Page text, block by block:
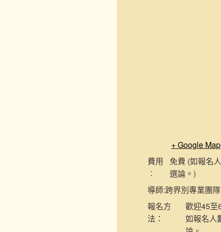
+ Google Map
費用
︰
免費 (如報名
選論。)
導師:跨界別專業團隊
報名方
法：
歡迎45至
如報名人